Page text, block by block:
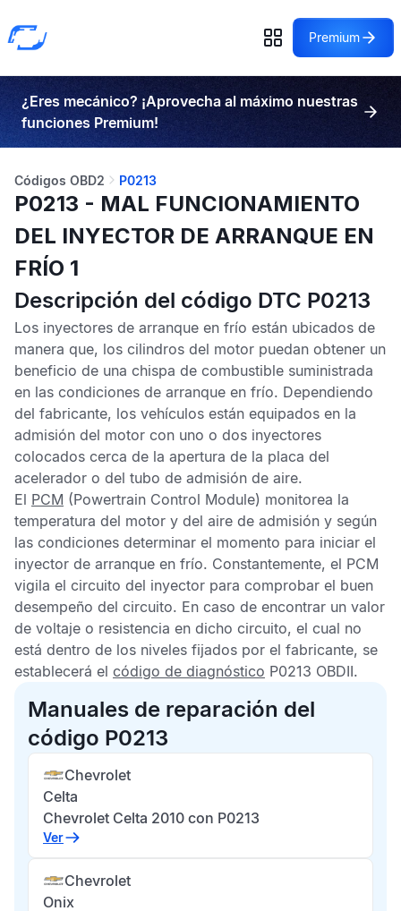
Premium
¿Eres mecánico? ¡Aprovecha al máximo nuestras
funciones Premium!
Códigos OBD2 P0213
P0213 - MAL FUNCIONAMIENTO
DEL INYECTOR DE ARRANQUE EN
FRÍO 1
Descripción del código DTC P0213
Los inyectores de arranque en frío están ubicados de
manera que, los cilindros del motor puedan obtener un
beneficio de una chispa de combustible suministrada
en las condiciones de arranque en frío. Dependiendo
del fabricante, los vehículos están equipados en la
admisión del motor con uno o dos inyectores
colocados cerca de la apertura de la placa del
acelerador o del tubo de admisión de aire.
El PCM (Powertrain Control Module) monitorea la
temperatura del motor y del aire de admisión y según
las condiciones determinar el momento para iniciar el
inyector de arranque en frío. Constantemente, el PCM
vigila el circuito del inyector para comprobar el buen
desempeño del circuito. En caso de encontrar un valor
de voltaje o resistencia en dicho circuito, el cual no
está dentro de los niveles fijados por el fabricante, se
establecerá el código de diagnóstico P0213 OBDII.
Manuales de reparación del
código P0213
Chevrolet
Celta
Chevrolet Celta 2010 con P0213
Ver
Chevrolet
Onix